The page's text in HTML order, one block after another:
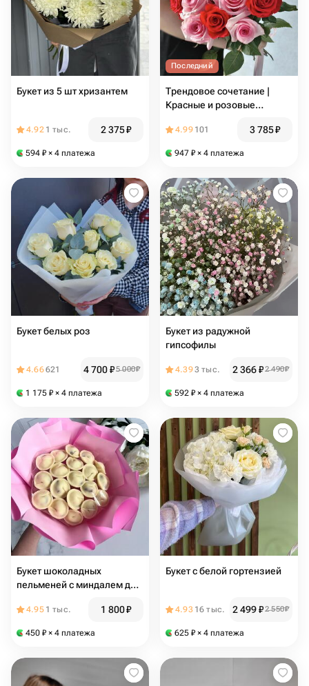
Букет из 5 шт хризантем
4.92 1 тыс. 2 375₽
594 ₽ × 4 платежа
Последний
Трендовое сочетание |
Красные и розовые
4.99 101 3 785₽
947 ₽ × 4 платежа
Букет белых роз
4.66621 4 700₽5 000₽
1 175 ₽ × 4 платежа
Букет из радужной
гипсофилы
4.393 тыс. 2 366₽2 490₽
592 ₽ × 4 платежа
Букет шоколадных
пельменей с миндалем для
4.95 1 тыс. 1 800₽
450 ₽ × 4 платежа
Букет с белой гортензией
4.93 16 тыс. 2 499₽2 550₽
625 ₽ × 4 платежа